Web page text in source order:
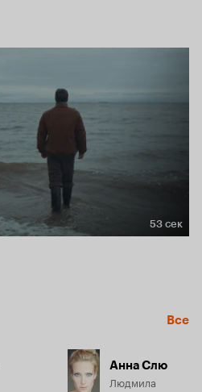
53 сек
Все
Анна Слю
Людмила